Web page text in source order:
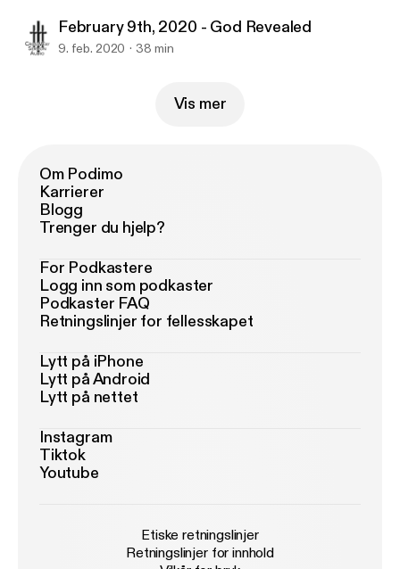
February 9th, 2020 - God Revealed
9. feb. 2020 38 min
Vis mer
Om Podimo
Karrierer
Blogg
Trenger du hjelp?
For Podkastere
Logg inn som podkaster
Podkaster FAQ
Retningslinjer for fellesskapet
Lytt på iPhone
Lytt på Android
Lytt på nettet
Instagram
Tiktok
Youtube
Etiske retningslinjer
Retningslinjer for innhold